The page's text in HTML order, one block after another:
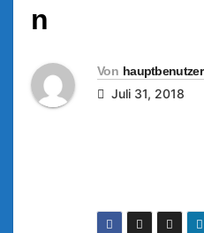
n
Von hauptbenutzer
Juli 31, 2018